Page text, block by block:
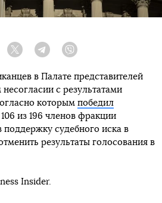
Twitter Telegram
в Палате представителей
с результатами
которым победил
106 из 196 членов фракции
поддержку судебного иска в
результаты голосования в
Insider.